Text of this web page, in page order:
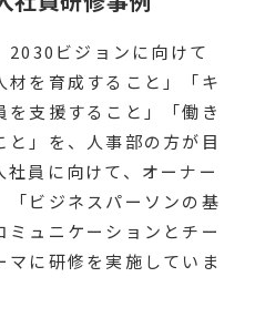
2030ビジョンに向けて
材を育成すること」「キ
を支援すること」「働き
」を、人事部の方が目
員に向けて、オーナー
「ビジネスパーソンの基
ュニケーションとチー
に研修を実施していま